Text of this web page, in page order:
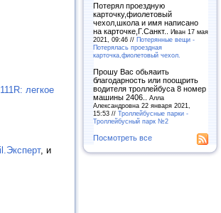
легкое
, и
Потерял проездную
карточку,фиолетовый
чехол,школа и имя написано
на карточке,Г.Санкт.. Иван 17 мая
2021, 09:46 // Потерянные вещи -
Потерялась проездная
карточка,фиолетовый чехол.
Прошу Вас обьяаить
благодарность или поощрить
водителя троллейбуса 8 номер
машины 2406.. Алла
Александровна 22 января 2021,
15:53 // Троллейбусные парки -
Троллейбусный парк №2
Посмотреть все